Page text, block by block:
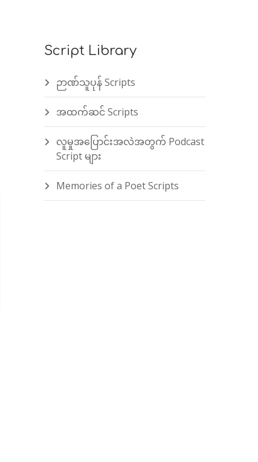
Script Library
ဉာဏ်သူပုန် Scripts
အထက်ဆင် Scripts
လူမှုအပြောင်းအလဲအတွက် Podcast
Script များ
Memories of a Poet Scripts